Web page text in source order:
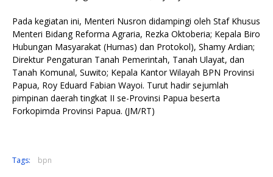
Pada kegiatan ini, Menteri Nusron didampingi oleh Staf Khusus
Menteri Bidang Reforma Agraria, Rezka Oktoberia; Kepala Biro
Hubungan Masyarakat (Humas) dan Protokol), Shamy Ardian;
Direktur Pengaturan Tanah Pemerintah, Tanah Ulayat, dan
Tanah Komunal, Suwito; Kepala Kantor Wilayah BPN Provinsi
Papua, Roy Eduard Fabian Wayoi. Turut hadir sejumlah
pimpinan daerah tingkat II se-Provinsi Papua beserta
Forkopimda Provinsi Papua. (JM/RT)
Tags: bpn